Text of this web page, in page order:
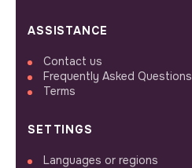
ASSISTANCE
Contact us
Frequently Asked Questions
Terms
SETTINGS
Languages or regions